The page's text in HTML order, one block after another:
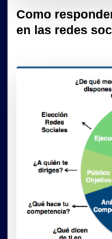
Como
en las redes